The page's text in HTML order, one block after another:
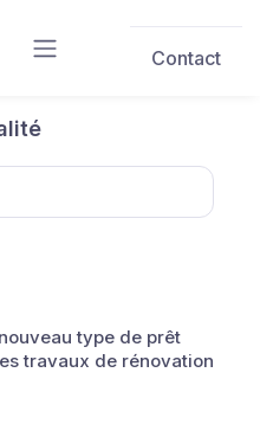
Contact
type de prêt
travaux de rénovation